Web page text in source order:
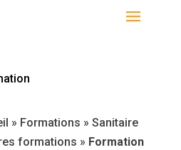
» Formations » Sanitaire
formations » Formation